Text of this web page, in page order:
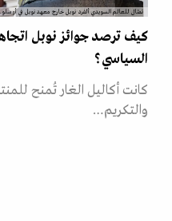
تمثال للعالم السويدي ألفرد نوبل خارج معهد نوبل في أوسلو.
كيف ترصد جوائز نوبل
السياسي؟
كانت أكاليل الغار تُمنح
والتكريم…